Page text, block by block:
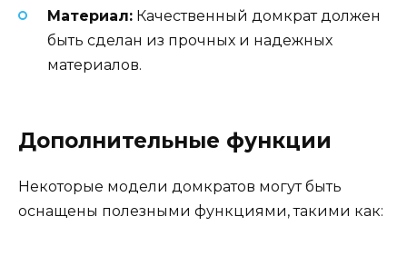
Материал: Качественный домкрат должен
быть сделан из прочных и надежных
материалов.
Дополнительные функции
Некоторые модели домкратов могут быть
оснащены полезными функциями, такими как: